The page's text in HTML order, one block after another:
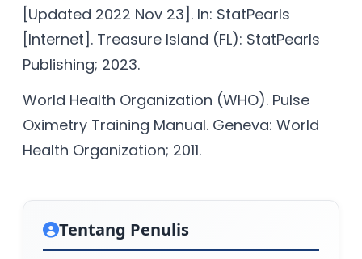
[Updated 2022 Nov 23]. In: StatPearls
[Internet]. Treasure Island (FL): StatPearls
Publishing; 2023.
World Health Organization (WHO). Pulse
Oximetry Training Manual. Geneva: World
Health Organization; 2011.
Tentang Penulis